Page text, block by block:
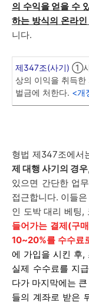
의 수익을 얻을 수
하는 방식의 온라
니다.
제347조(사기) ①사
상의 이익을 취득
벌금에 처한다. <개
형법 제347조에서
제 대행 사기의 경우
있으면 간단한 업
접근합니다. 이들
인 도박 대리 베팅,
들어가는 결제(구
10~20%를 수수료
에 가입을 시킨 후,
실제 수수료를 지
다가 마지막에는
들의 계좌로 받은